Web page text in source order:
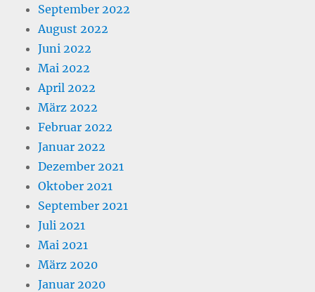
September 2022
August 2022
Juni 2022
Mai 2022
April 2022
März 2022
Februar 2022
Januar 2022
Dezember 2021
Oktober 2021
September 2021
Juli 2021
Mai 2021
März 2020
Januar 2020